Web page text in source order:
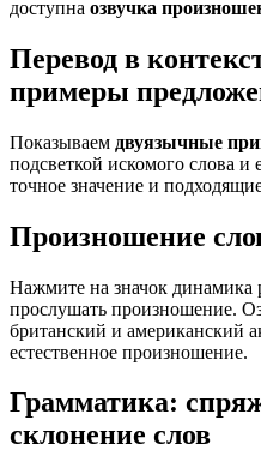
доступна озвучка
Перевод в
примеры
Показываем двуязычные
подсветкой искомого слова
точное значение и
Произношение
Нажмите на значок динамика
прослушать произношение.
британский и американский
естественное произношение.
Грамматика:
склонение слов